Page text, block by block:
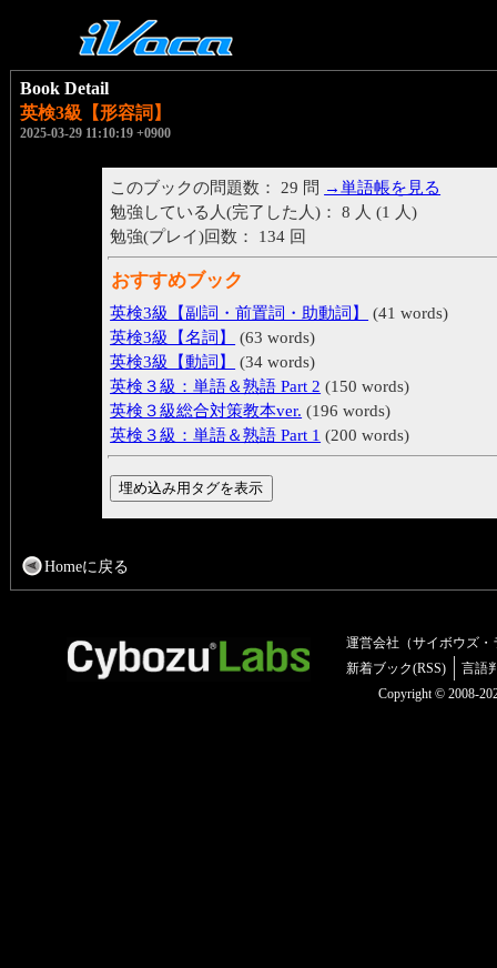
Book Detail
英検3級【形容詞】
2025-03-29 11:10:19 +0900
このブックの問題数： 29 問 →単語帳を見る
勉強している人(完了した人)： 8 人 (1 人)
勉強(プレイ)回数： 134 回
おすすめブック
英検3級【副詞・前置詞・助動詞】
(41 words)
英検3級【名詞】
(63 words)
英検3級【動詞】
(34 words)
英検３級：単語＆熟語 Part 2 (150 words)
英検３級総合対策教本ver. (196 words)
英検３級：単語＆熟語 Part 1 (200 words)
Homeに戻る
運営会社（サイボウズ・
新着ブック(RSS)
言語
Copyright © 2008-